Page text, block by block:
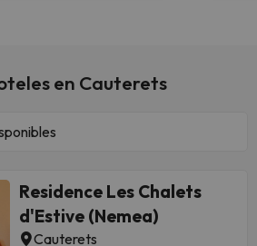
en Cauterets
Residence Les Chalets
d'Estive (Nemea)
Cauterets